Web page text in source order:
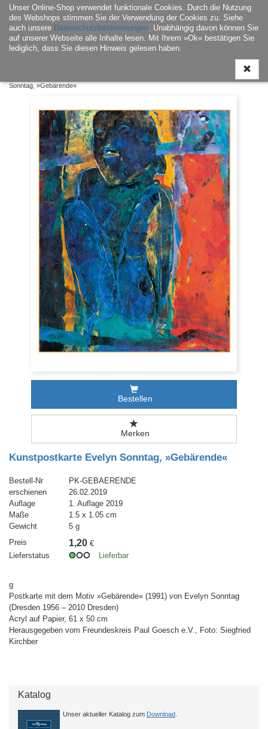
Unser Online-Shop verwendet funktionale Cookies. Durch die Nutzung
des Webshops stimmen Sie der Verwendung der Cookies zu. Siehe
auch unsere Datenschutzbestimmungen. Unabhängig davon können Sie
auf unserer Webseite alle Inhalte lesen. Mit Ihrem »Ok« bestätigen Sie
lediglich, dass Sie diesen Hinweis gelesen haben.
ein-/
Sonntag, »Gebärende«
Bestellen
Merken
Kunstpostkarte Evelyn Sonntag, »Gebärende«
Bestell-Nr
PK-GEBAERENDE
erschienen
26.02.2019
Auflage
1. Auflage 2019
Maße
1.5 x 1.05 cm
Gewicht
5 g
Preis
1,20 €
Lieferstatus
Lieferbar
g
Postkarte mit dem Motiv »Gebärende« (1991) von Evelyn Sonntag
(Dresden 1956 – 2010 Dresden)
Acryl auf Papier, 61 x 50 cm
Herausgegeben vom Freundeskreis Paul Goesch e.V., Foto: Siegfried
Kirchber
Katalog
Unser aktueller Katalog zum Download